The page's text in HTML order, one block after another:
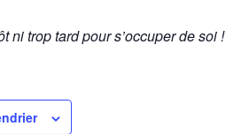
ni trop tard pour s’occuper de soi !